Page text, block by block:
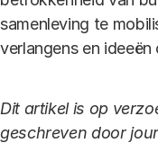
samenleving te
verlangens en
Dit artikel is op
geschreven door